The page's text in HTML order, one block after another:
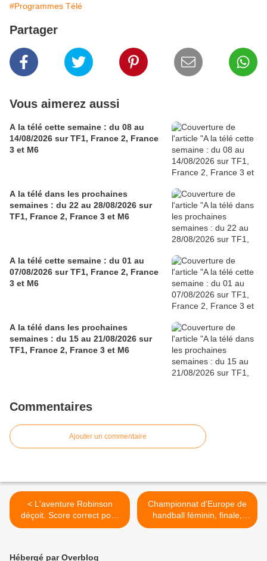
#Programmes Télé
Partager
Vous aimerez aussi
A la télé cette semaine : du 08 au
14/08/2026 sur TF1, France 2, France
3 et M6
A la télé dans les prochaines
semaines : du 22 au 28/08/2026 sur
TF1, France 2, France 3 et M6
A la télé cette semaine : du 01 au
07/08/2026 sur TF1, France 2, France
3 et M6
A la télé dans les prochaines
semaines : du 15 au 21/08/2026 sur
TF1, France 2, France 3 et M6
Commentaires
Ajouter un commentaire
< L'aventure Robinson
déçoit. Score correct pour
Fr2 et M6. Le hand féminin
Championnat d'Europe de
handball féminin, finale,
France / Russie, aujourd'hui
Hébergé par Overblog